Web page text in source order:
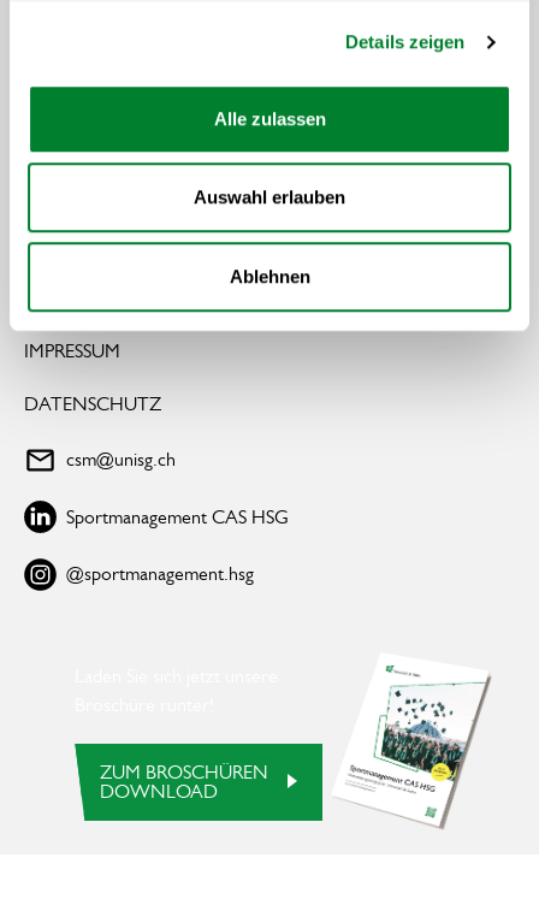
Details zeigen
Alle zulassen
Auswahl erlauben
Ablehnen
REFERIERENDE
ALUMNI DES MONATS
SPORTJOBS
IMPRESSUM
DATENSCHUTZ
csm@unisg.ch
Sportmanagement CAS HSG
@sportmanagement.hsg
Zum Broschüren Download
ZUM BROSCHÜREN
DOWNLOAD